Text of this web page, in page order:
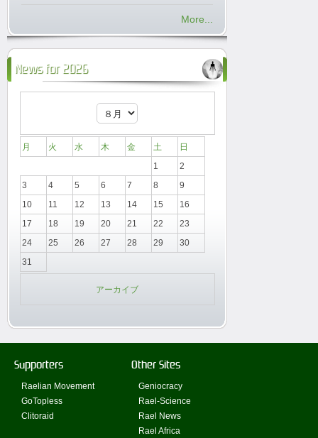
More...
News for 2026
月 火 水 木 金 土
日
1
2
3
4 5 6 7 8
9
10
11 12 13 14 15
16
17
18 19 20 21 22
23
24
25 26 27 28 29
30
31
アーカイブ
Supporters
Raelian Movement
GoTopless
Clitoraid
Other Sites
Geniocracy
Rael-Science
Rael News
Rael Africa